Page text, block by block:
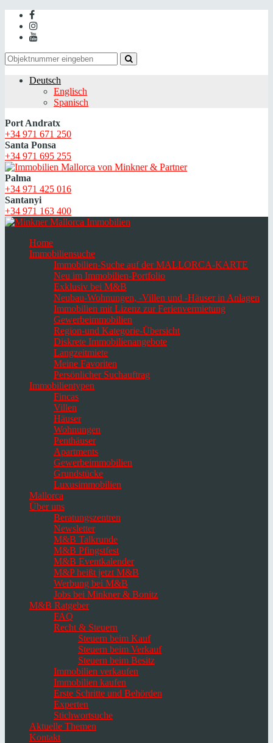
Deutsch
Englisch
Spanisch
Port Andratx
+34 971 671 250
Santa Ponsa
+34 971 695 255
Palma
+34 971 425 016
Santanyi
+34 971 163 400
Home
Immobiliensuche
Immobilien-Suche auf der MALLORCA-KARTE
Neu im Immobilien-Portfolio
Exklusiv bei M&B
Neubau-Wohnungen, -Villen und -Häuser in Anlagen
Immobilien mit Lizenz zur Ferienvermietung
Gewerbeimmobilien
Region-und Kategorie-Übersicht
Diskrete Immobilienangebote
Langzeitmiete
Meine Favoriten
Persönlicher Suchauftrag
Immobilientypen
Fincas
Villen
Häuser
Wohnungen
Penthäuser
Apartments
Gewerbeimmobilien
Grundstücke
Luxusimmobilien
Mallorca
Über uns
Beratungszentren
Newsletter
M&B Talkrunde
M&B Pfingstfest
M&B Eventkalender
M&P heißt jetzt M&B
Werbung bei M&B
Jobs bei Minkner & Bonitz
M&B Ratgeber
FAQ
Recht & Steuern
Steuern beim Kauf
Steuern beim Verkauf
Steuern beim Besitz
Immobilien verkaufen
Immobilien kaufen
Erste Schritte und Behörden
Experten
Stichwortsuche
Aktuelle Themen
Kontakt